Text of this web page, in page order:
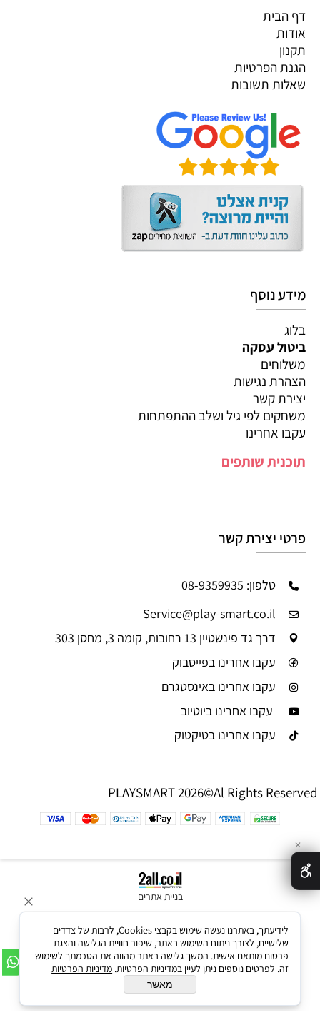
דף הבית
אודות
תקנון
הגנת הפרטיות
שאלות תשובות
מידע נוסף
בלוג
ביטול עסקה
משלוחים
הצהרת נגישות
יצירת קשר
משחקים לפי גיל ושלב ההתפתחות
עקבו אחרינו
תוכנית שותפים
פרטי יצירת קשר
טלפון: 08-9359935
Service@play-smart.co.il
דרך גד פינשטיין 13 רחובות, קומה 3, מחסן 303
עקבו אחרינו בפייסבוק
עקבו אחרינו באינסטגרם
עקבו אחרינו ביוטיוב
עקבו אחרינו בטיקטוק
PLAYSMART 2026©Al Rights Reserved
בניית אתרים
✕
לידיעתך, באתרנו נעשה שימוש בקבצי Cookies, לרבות של צדדים
שלישיים, לצורך ניתוח השימוש באתר, שיפור חוויית הגלישה והצגת
פרסום מותאם אישית. המשך גלישה באתר מהווה את הסכמתך לשימוש
זה. לפרטים נוספים ניתן לעיין במדיניות הפרטיות. מדיניות הפרטיות
מאשר